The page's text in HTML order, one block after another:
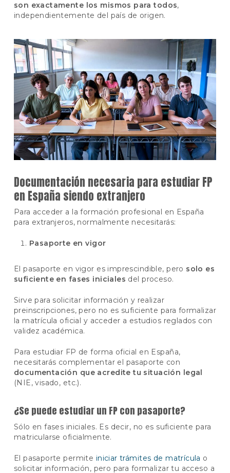
son exactamente los mismos para todos,
independientemente del país de origen.
Documentación necesaria para estudiar FP
en España siendo extranjero
Para acceder a la formación profesional en España
para extranjeros, normalmente necesitarás:
Pasaporte en vigor
El pasaporte en vigor es imprescindible, pero solo es
suficiente en fases iniciales del proceso.
Sirve para solicitar información y realizar
preinscripciones, pero no es suficiente para formalizar
la matrícula oficial y acceder a estudios reglados con
validez académica.
Para estudiar FP de forma oficial en España,
necesitarás complementar el pasaporte con
documentación que acredite tu situación legal
(NIE, visado, etc.).
¿Se puede estudiar un FP con pasaporte?
Sólo en fases iniciales. Es decir, no es suficiente para
matricularse oficialmente.
El pasaporte permite iniciar trámites de matrícula o
solicitar información, pero para formalizar tu acceso a